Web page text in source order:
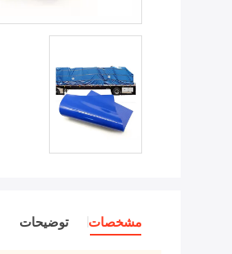
مشخصات توضیحات